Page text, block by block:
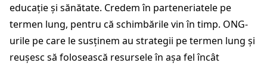
educație și sănătate. Credem în parteneriatele pe
termen lung, pentru că schimbările vin în timp. ONG-
urile pe care le susținem au strategii pe termen lung și
reușesc să folosească resursele în așa fel încât